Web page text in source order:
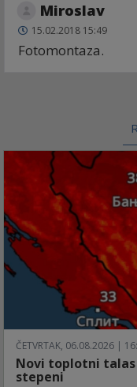
Miroslav
15.02.2018 15:49
Fotomontaza.
ČETVRTAK, 06.08.2026 |
Novi toplotni talas
stepeni